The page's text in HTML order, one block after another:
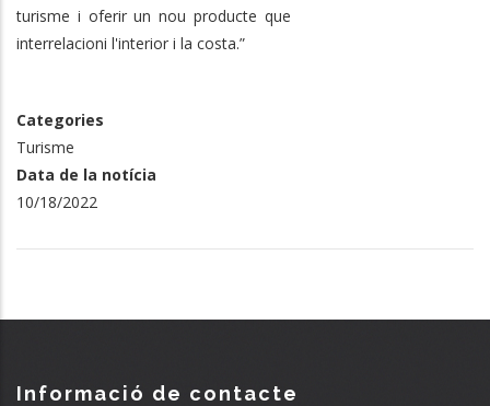
turisme i oferir un nou producte que
interrelacioni l'interior i la costa.”
Categories
Turisme
Data de la notícia
10/18/2022
Informació de contacte